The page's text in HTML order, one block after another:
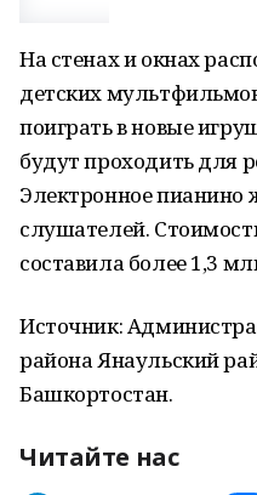
На стенах и окнах
детских
поиграть в новые
будут проходить для
Электронное пианино
слушателей.
составила более 1,3
Источник:
района Янаульский
Башкортостан.
Читайте нас